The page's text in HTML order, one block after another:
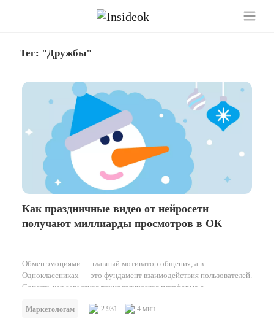
Тег: "Дружбы"
Как праздничные видео от нейросети
получают миллиарды просмотров в ОК
Обмен эмоциями — главный мотиватор общения, а в
Одноклассниках — это фундамент взаимодействия пользователей.
Соцсеть как серьезная технологическая платформа с…
Маркетологам 2 931 4 мин.